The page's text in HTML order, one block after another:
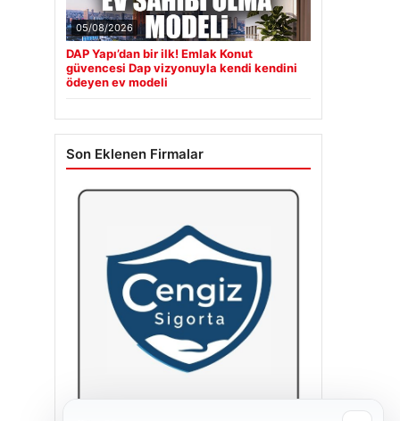
05/08/2026
DAP Yapı’dan bir ilk! Emlak Konut
güvencesi Dap vizyonuyla kendi kendini
ödeyen ev modeli
Son Eklenen Firmalar